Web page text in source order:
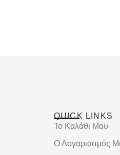
QUICK LINKS
Το Καλάθι Μου
Ο Λογαριασμός